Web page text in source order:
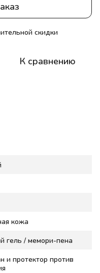
скидки
К сравнению
кожа
гель / мемори-пена
и протектор против